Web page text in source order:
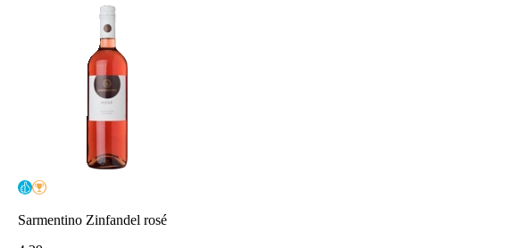
Sarmentino Zinfandel rosé